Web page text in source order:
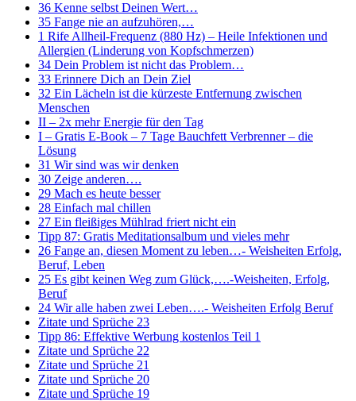
36 Kenne selbst Deinen Wert…
35 Fange nie an aufzuhören,…
1 Rife Allheil-Frequenz (880 Hz) – Heile Infektionen und
Allergien (Linderung von Kopfschmerzen)
34 Dein Problem ist nicht das Problem…
33 Erinnere Dich an Dein Ziel
32 Ein Lächeln ist die kürzeste Entfernung zwischen
Menschen
II – 2x mehr Energie für den Tag
I – Gratis E-Book – 7 Tage Bauchfett Verbrenner – die
Lösung
31 Wir sind was wir denken
30 Zeige anderen….
29 Mach es heute besser
28 Einfach mal chillen
27 Ein fleißiges Mühlrad friert nicht ein
Tipp 87: Gratis Meditationsalbum und vieles mehr
26 Fange an, diesen Moment zu leben…- Weisheiten Erfolg,
Beruf, Leben
25 Es gibt keinen Weg zum Glück,….-Weisheiten, Erfolg,
Beruf
24 Wir alle haben zwei Leben….- Weisheiten Erfolg Beruf
Zitate und Sprüche 23
Tipp 86: Effektive Werbung kostenlos Teil 1
Zitate und Sprüche 22
Zitate und Sprüche 21
Zitate und Sprüche 20
Zitate und Sprüche 19